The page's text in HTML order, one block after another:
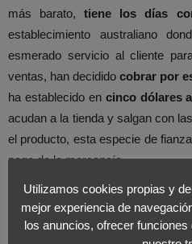
más barato,tiene los días
establecimiento australiano
esmerado servicio al cliente
ventas, han decidido cobrar por
ha establecido en cinco dólares
acudan a la tienda y salgan con
el producto, esta especie de
pago de la mercancía.
Desde Foromarketing
nos
se convertirá en unmodelo a
Utilizamos cookies propias y
mejor experiencia de
los anuncios, ofrecer